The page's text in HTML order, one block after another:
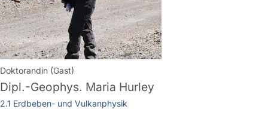
Doktorandin (Gast)
Dipl.-Geophys. Maria Hurley
2.1 Erdbeben- und Vulkanphysik